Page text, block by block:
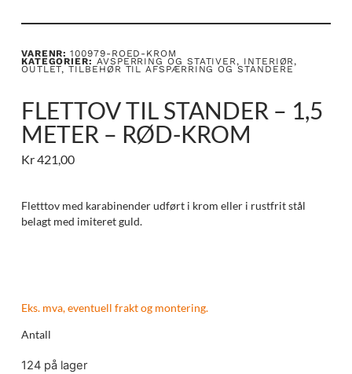
VARENR:100979-ROED-KROM
KATEGORIER: AVSPERRING OG STATIVER, INTERIØR,
OUTLET,TILBEHØR TIL AFSPÆRRING OG STANDERE
FLETTOV TIL STANDER – 1,5
METER – RØD-KROM
Kr421,00
Fletttov med karabinender udført i krom eller i rustfrit stål
belagt med imiteret guld.
Eks. mva, eventuell frakt og montering.
Antall
124 på lager